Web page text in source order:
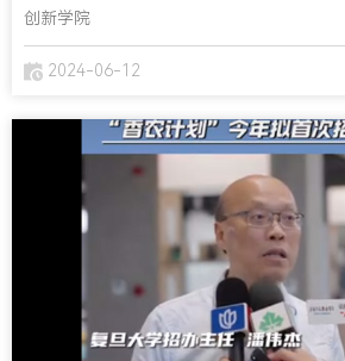
创新学院
2024-06-12